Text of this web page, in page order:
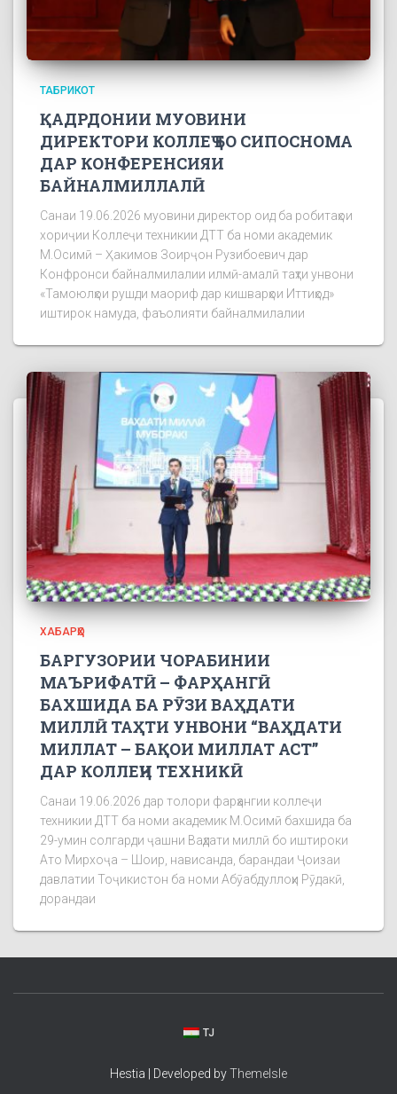
ТАБРИКОТ
ҚАДРДОНИИ МУОВИНИ
ДИРЕКТОРИ КОЛЛЕҶ БО СИПОСНОМА
ДАР КОНФЕРЕНСИЯИ
БАЙНАЛМИЛЛАЛӢ
Санаи 19.06.2026 муовини директор оид ба робитаҳои
хориҷии Коллеҷи техникии ДТТ ба номи академик
М.Осимӣ – Ҳакимов Зоирҷон Рузибоевич дар
Конфронси байналмилалии илмӣ-амалӣ таҳти унвони
«Тамоюлҳои рушди маориф дар кишварҳои Иттиҳод»
иштирок намуда, фаъолияти байналмилалии
ХАБАРҲО
БАРГУЗОРИИ ЧОРАБИНИИ
МАЪРИФАТӢ – ФАРҲАНГӢ
БАХШИДА БА РӮЗИ ВАҲДАТИ
МИЛЛӢ ТАҲТИ УНВОНИ “ВАҲДАТИ
МИЛЛАТ – БАҚОИ МИЛЛАТ АСТ”
ДАР КОЛЛЕҶИ ТЕХНИКӢ
Санаи 19.06.2026 дар толори фарҳангии коллеҷи
техникии ДТТ ба номи академик М.Осимӣ бахшида ба
29-умин солгарди ҷашни Ваҳдати миллӣ бо иштироки
Ато Мирхоҷа – Шоир, нависанда, барандаи Ҷоизаи
давлатии Тоҷикистон ба номи Абӯабдуллоҳи Рӯдакӣ,
дорандаи
TJ
Hestia | Developed byThemeIsle